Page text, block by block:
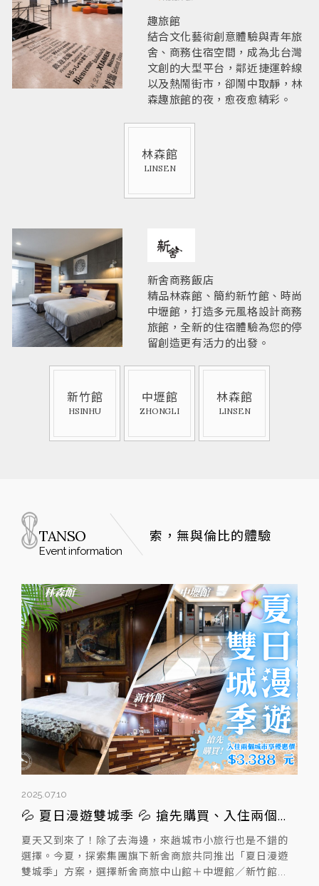
趣旅館
結合文化藝術創意體驗與青年旅
舍、商務住宿空間，成為北台灣
文創的大型平台，鄰近捷運幹線
以及熱鬧街市，卻鬧中取靜，林
森趣旅館的夜，愈夜愈精彩。
林森館
LINSEN
新舍商務飯店
精品林森館、簡約新竹館、時尚
中壢館，打造多元風格設計商務
旅館，全新的住宿體驗為您的停
留創造更有活力的出發。
新竹館
HSINHU
中壢館
ZHONGLI
林森館
LINSEN
TANSO
Event information
索，無與倫比的體驗
2025.07.10
💦 夏日漫遊雙城季 💦 搶先購買、入住兩個...
夏天又到來了！除了去海邊，來趟城市小旅行也是不錯的
選擇。今夏，探索集團旗下新舍商旅共同推出「夏日漫遊
雙城季」方案，選擇新舍商旅中山館＋中壢館／新竹館...